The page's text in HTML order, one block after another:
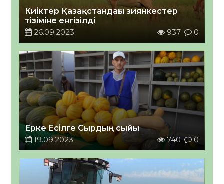
Киіктер Қазақстандағы зиянкестер
тізіміне енгізілді
26.09.2023
937 0
Ерке Есілге Сырдың сыйы
19.09.2023
740 0